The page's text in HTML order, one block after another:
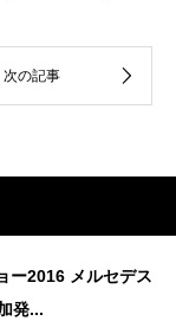
ー2016 メルセデス
発...